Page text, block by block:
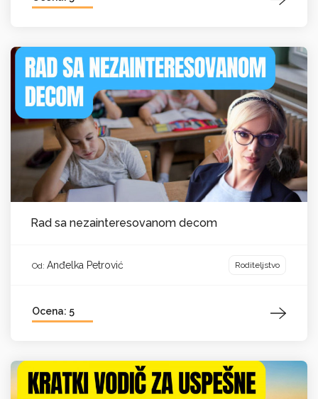
Rad sa nezainteresovanom decom
Od: Anđelka Petrović Roditeljstvo
Ocena: 5